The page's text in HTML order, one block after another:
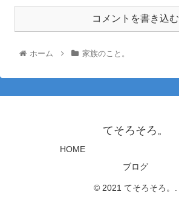
コメントを書き込む
ホーム 家族のこと。
てそろそろ。
HOME
ブログ
© 2021 てそろそろ。.